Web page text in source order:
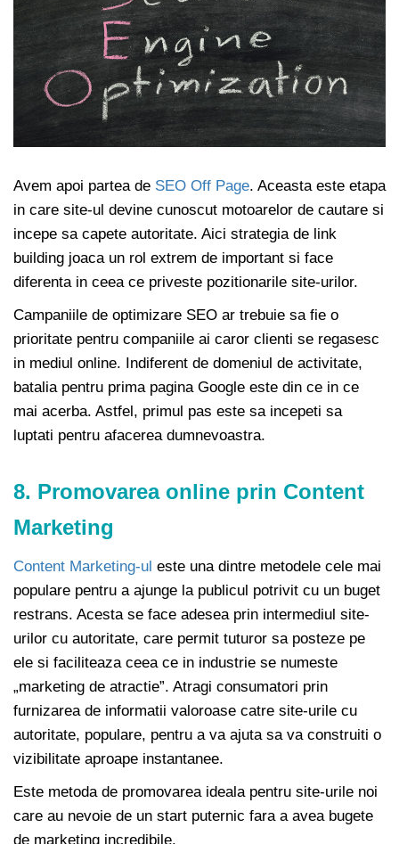
Avem apoi partea de SEO Off Page. Aceasta este etapa
in care site-ul devine cunoscut motoarelor de cautare si
incepe sa capete autoritate. Aici strategia de link
building joaca un rol extrem de important si face
diferenta in ceea ce priveste pozitionarile site-urilor.
Campaniile de optimizare SEO ar trebuie sa fie o
prioritate pentru companiile ai caror clienti se regasesc
in mediul online. Indiferent de domeniul de activitate,
batalia pentru prima pagina Google este din ce in ce
mai acerba. Astfel, primul pas este sa incepeti sa
luptati pentru afacerea dumnevoastra.
8. Promovarea online prin Content
Marketing
Content Marketing-ul este una dintre metodele cele mai
populare pentru a ajunge la publicul potrivit cu un buget
restrans. Acesta se face adesea prin intermediul site-
urilor cu autoritate, care permit tuturor sa posteze pe
ele si faciliteaza ceea ce in industrie se numeste
„marketing de atractie”. Atragi consumatori prin
furnizarea de informatii valoroase catre site-urile cu
autoritate, populare, pentru a va ajuta sa va construiti o
vizibilitate aproape instantanee.
Este metoda de promovarea ideala pentru site-urile noi
care au nevoie de un start puternic fara a avea bugete
de marketing incredibile.